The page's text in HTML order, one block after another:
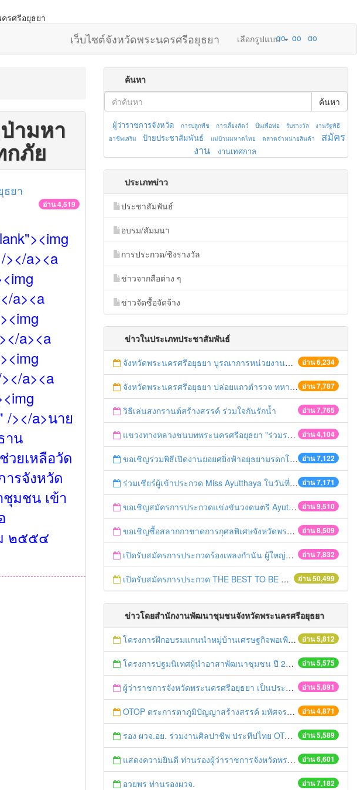
เว็บไซต์จังหวัดพระนครศรีอยุธยา เลือกรูปแบบ
ามหา
กภัย
ยา
อ่าน 4,519
></a><a
a><a
a><a
a><a
/></a>นาย
าน
ยเหลือวัด
รจังหวัด
มชน เข้า
๒๕๕๔
ค้นหา
ค้นหา
ผู้ว่าราชการจังหวัด การปลูกพืช การเลี้ยงสัตว์ ปั่นเพื่อพ่อ รับรางวัล
งานรัฐพิธี
อาชีพเสริม
ป้ายประชาสัมพันธ์ แม่บ้านมหาดไทย ตลาดจำหน่ายสินค้า
สมัคร
งาน
งานเทศกาล
ประเภทข่าว
ประชาสัมพันธ์
อบรม/สัมมนา
การประกวด/ชิงรางวัล
ข่าวจากสือต่าง ๆ
ข่าวจัดซื้อจัดจ้าง
ข่าวในประเภทประชาสัมพันธ์
อ่าน 6,234
จังหวัดพระนครศรีอยุธยา บูรณาการหน่วยงานที่เกี่ยวข้อง ลงพื้นที่จัดระเบียบและดำเนินมาตรการตามบทลงโทษสูงสุดกับผู้ประกอบการร้านค้าที่ยังฝ่าฝืนตั้งร้านค้ารุกล้ำเขตพื้นที่ทางหลวง เตรียมความปลอดภัยก่อนเทศกาลสงกรานต์
อ่าน 7,787
จังหวัดพระนครศรีอยุธยา ปล่อยแถวตำรวจ ทหาร ฝ่ายปกครอง กว่า 100 นาย ตรวจเข้มท่ารถสาธารณะ สถานีขนส่งรถโดยสาร วินรถตู้ และสถานีรถไฟ เตรียมรับมือเทศกาลสงกรานต์
อ่าน 7,765
วิธีเล่นสงกรานต์สร้างสรรค์ ร่วมใจกันรักน้ำ
อ่าน 4,104
แขวงทางหลวงชนบทพระนครศรีอยุธยา "ร่วมรณรงค์ ขับช้า เปิดไฟหน้า คาดเข็มขัด" เทศกาลสงกรานต์ ปี 2561
อ่าน 7,122
ขอเชิญร่วมพิธีเปิดงานยอยศยิ่งฟ้าอยุธยามรดกโลก
อ่าน 7,171
ร่วมเชียร์ผู้เข้าประกวด Miss Ayutthaya ในวันที่ 15 ธันวาคม 2560
อ่าน 9,510
ขอเชิญสมัครการประกวดแข่งขันวงดนตรี Ayutthaya battle of the bands
อ่าน 8,509
ขอเชิญซื้อสลากกาชาดการกุศลพิเศษจังหวัดพระนครศรีอยุธยา 2560
อ่าน 7,832
เปิดรับสมัครการประกวดร้องเพลงกำนัน ผู้ใหญ่บ้าน ฯลฯ
อ่าน 50,499
เปิดรับสมัครการประกวด THE BEST TO BE NUMBER ONE
ข่าวโดยสำนักงานพัฒนาชุมชนจังหวัดพระนครศรีอยุธยา
อ่าน 5,812
โครงการฝึกอบรมแกนนำหมู่บ้านเศรษฐกิจพอเพียงต้นแบบ
อ่าน 5,575
โครงการปฐมนิเทศผู้นำอาสาพัฒนาชุมชน ปี 2558
อ่าน 5,891
ผู้ว่าราชการจังหวัดพระนครศรีอยุธยา เป็นประธานเปิดโครงการเพิ่มประสิทธิภาพแนวทางการดำเนินยุทธศาสตร์ฯ ปี 2558
อ่าน 4,871
OTOP ตระการตาภูมิปัญญาสร้างสรรค์ มหัศจรรย์สินค้า “กลุ่มจังหวัดภาคกลางตอนบน 1”
อ่าน 5,589
รอง ผวจ.อย. ร่วมงานศิลปาชีพ ประทีปไทย OTOP ก้าวไกลด้วยพระบารมี
อ่าน 6,601
แสดงความยินดี ท่านรองผู้ว่าราชการจังหวัดพระนครศรีอยุธยาคนใหม่
อ่าน 7,182
อวยพร ท่านรองผวจ.